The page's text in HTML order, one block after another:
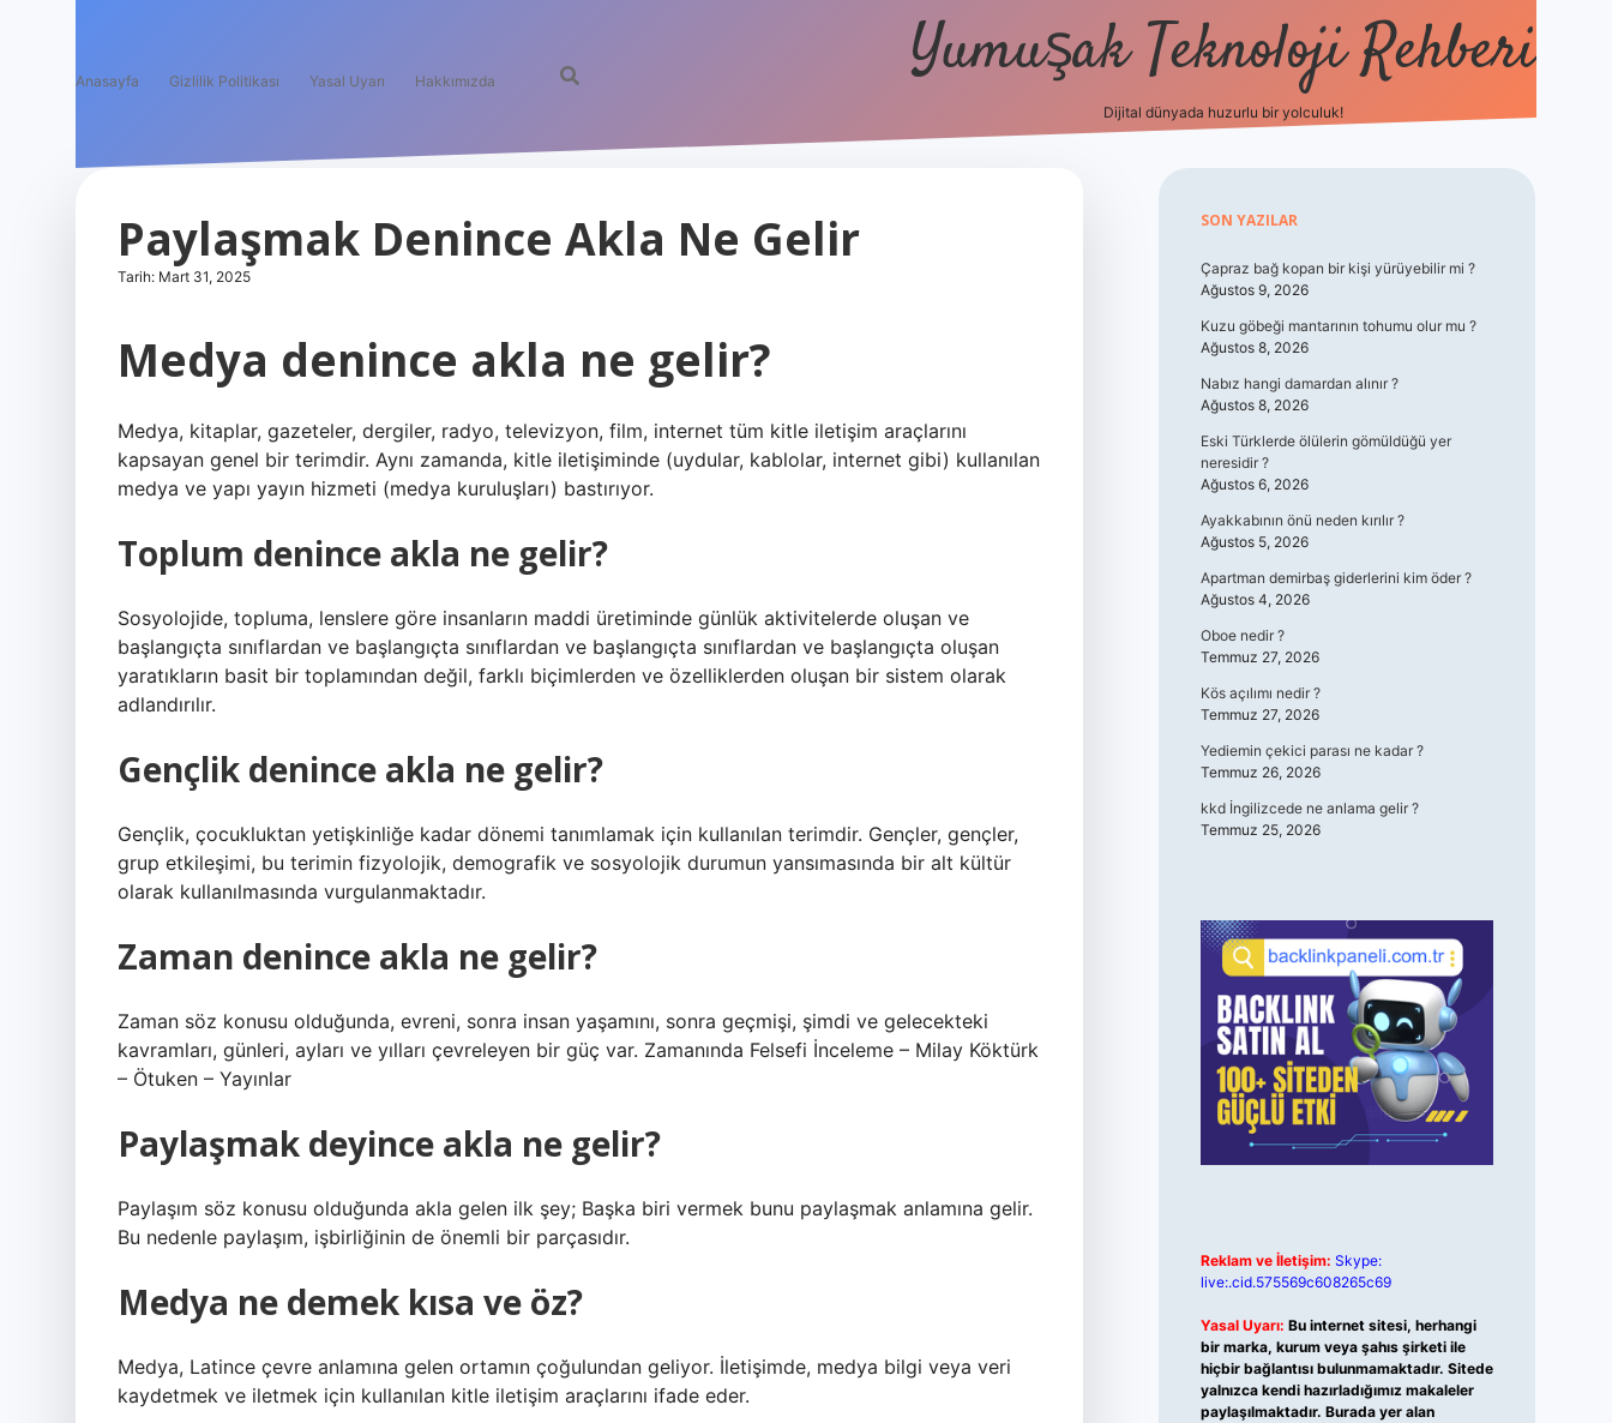
Anasayfa Gizlilik Politikası Yasal Uyarı Hakkımızda Yumuşak Teknoloji Rehberi
Dijital dünyada huzurlu bir yolculuk!
Paylaşmak Denince Akla Ne Gelir
Tarih: Mart 31, 2025
Medya denince akla ne gelir?
Medya, kitaplar, gazeteler, dergiler, radyo, televizyon, film, internet tüm kitle iletişim araçlarını
kapsayan genel bir terimdir. Aynı zamanda, kitle iletişiminde (uydular, kablolar, internet gibi) kullanılan
medya ve yapı yayın hizmeti (medya kuruluşları) bastırıyor.
Toplum denince akla ne gelir?
Sosyolojide, topluma, lenslere göre insanların maddi üretiminde günlük aktivitelerde oluşan ve
başlangıçta sınıflardan ve başlangıçta sınıflardan ve başlangıçta sınıflardan ve başlangıçta oluşan
yaratıkların basit bir toplamından değil, farklı biçimlerden ve özelliklerden oluşan bir sistem olarak
adlandırılır.
Gençlik denince akla ne gelir?
Gençlik, çocukluktan yetişkinliğe kadar dönemi tanımlamak için kullanılan terimdir. Gençler, gençler,
grup etkileşimi, bu terimin fizyolojik, demografik ve sosyolojik durumun yansımasında bir alt kültür
olarak kullanılmasında vurgulanmaktadır.
Zaman denince akla ne gelir?
Zaman söz konusu olduğunda, evreni, sonra insan yaşamını, sonra geçmişi, şimdi ve gelecekteki
kavramları, günleri, ayları ve yılları çevreleyen bir güç var. Zamanında Felsefi İnceleme – Milay Köktürk
– Ötuken – Yayınlar
Paylaşmak deyince akla ne gelir?
Paylaşım söz konusu olduğunda akla gelen ilk şey; Başka biri vermek bunu paylaşmak anlamına gelir.
Bu nedenle paylaşım, işbirliğinin de önemli bir parçasıdır.
Medya ne demek kısa ve öz?
Medya, Latince çevre anlamına gelen ortamın çoğulundan geliyor. İletişimde, medya bilgi veya veri
kaydetmek ve iletmek için kullanılan kitle iletişim araçlarını ifade eder.
Sidebar
SON YAZILAR
Çapraz bağ kopan bir kişi yürüyebilir mi ?
Ağustos 9, 2026
Kuzu göbeği mantarının tohumu olur mu ?
Ağustos 8, 2026
Nabız hangi damardan alınır ?
Ağustos 8, 2026
Eski Türklerde ölülerin gömüldüğü yer
neresidir ?
Ağustos 6, 2026
Ayakkabının önü neden kırılır ?
Ağustos 5, 2026
Apartman demirbaş giderlerini kim öder ?
Ağustos 4, 2026
Oboe nedir ?
Temmuz 27, 2026
Kös açılımı nedir ?
Temmuz 27, 2026
Yediemin çekici parası ne kadar ?
Temmuz 26, 2026
kkd İngilizcede ne anlama gelir ?
Temmuz 25, 2026
Reklam ve İletişim: Skype:
live:.cid.575569c608265c69
Yasal Uyarı: Bu internet sitesi, herhangi
bir marka, kurum veya şahıs şirketi ile
hiçbir bağlantısı bulunmamaktadır. Sitede
yalnızca kendi hazırladığımız makaleler
paylaşılmaktadır. Burada yer alan